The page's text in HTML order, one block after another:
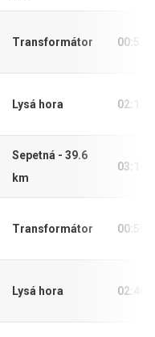
Transformátor
Lysá hora
Sepetná - 39.6
km
Transformátor
Lysá hora